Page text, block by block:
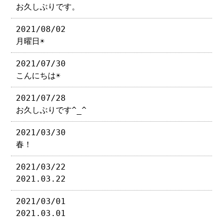
お久しぶりです。
2021/08/02
月曜日☀︎
2021/07/30
こんにちは☀︎
2021/07/28
お久しぶりです^_^
2021/03/30
春！
2021/03/22
2021.03.22
2021/03/01
2021.03.01